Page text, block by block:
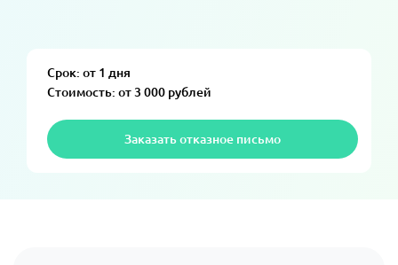
Срок: от 1 дня
Стоимость: от 3 000 рублей
Заказать отказное письмо